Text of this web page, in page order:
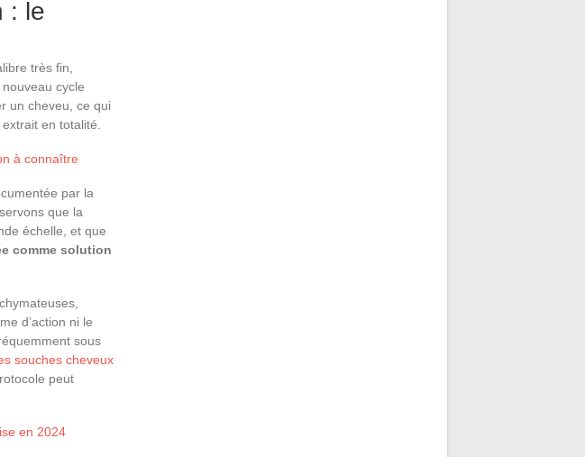
: le
très fin,
cycle
un cheveu, ce qui
en totalité.
à connaître
par la
que la
échelle, et que
comme solution
d’action ni le
sous
souches cheveux
peut
en 2024